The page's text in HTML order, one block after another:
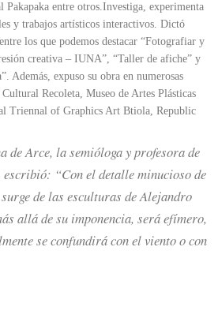
Pakapaka entre otros.Investiga, experimenta
y trabajos artísticos interactivos. Dictó
los que podemos destacar “Fotografiar y
creativa – IUNA”, “Taller de afiche” y
Además, expuso su obra en numerosas
Recoleta, Museo de Artes Plásticas
Triennal of Graphics Art Btiola, Republic
de Arce, la semióloga y profesora de
“Con el detalle minucioso de
de las esculturas de Alejandro
allá de su imponencia, será efímero,
se confundirá con el viento o con